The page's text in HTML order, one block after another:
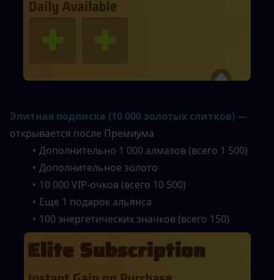
Элитная подписка (10 000 золотых слитков) —
открывается после Премиума
Дополнительно 1 000 алмазов (всего 1 500)
Дополнительное золото
10 000 VIP-очков (всего 10 500)
Еще 1 подарок альянса
100 энергетических значков (всего 150)